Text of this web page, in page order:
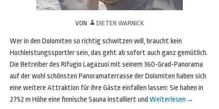
VON DIETER WARNICK
Wer in den Dolomiten so richtig schwitzen will, braucht kein
Hochleistungssportler sein, das geht ab sofort auch ganz gemütlich.
Die Betreiber des Rifugio Lagazuoi mit seinem 360-Grad-Panorama
auf der wohl schönsten Panoramaterrasse der Dolomiten haben sich
eine weitere Attraktion für ihre Gäste einfallen lassen: Sie haben in
2752 m Höhe eine finnische Sauna installiert und Weiterlesen →